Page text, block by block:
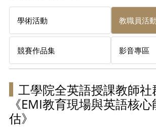
學術活動 教職員活動
競賽作品集 影音專區
工學院全英語授課教師社
《EMI教育現場與英語核
估》